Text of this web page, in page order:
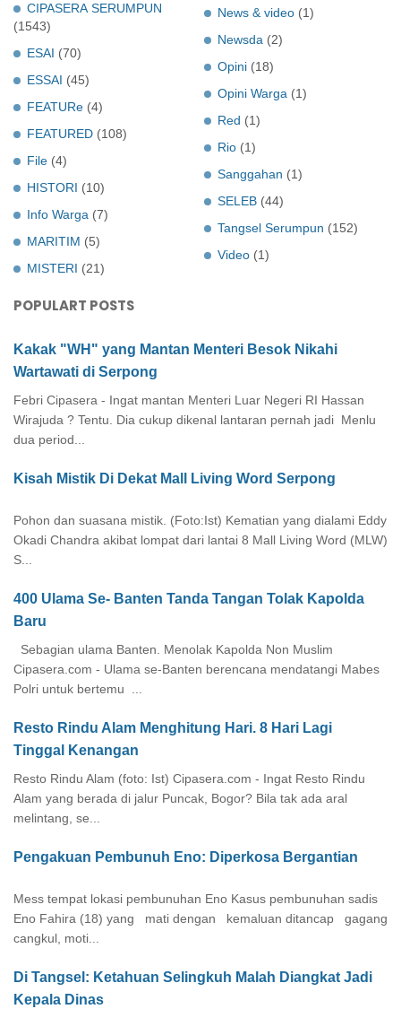
CIPASERA SERUMPUN
(1543)
ESAI (70)
ESSAI (45)
FEATURe (4)
FEATURED (108)
File (4)
HISTORI (10)
Info Warga (7)
MARITIM (5)
MISTERI (21)
News & video (1)
Newsda (2)
Opini (18)
Opini Warga (1)
Red (1)
Rio (1)
Sanggahan (1)
SELEB (44)
Tangsel Serumpun (152)
Video (1)
POPULART POSTS
Kakak "WH" yang Mantan Menteri Besok Nikahi
Wartawati di Serpong
Febri Cipasera - Ingat mantan Menteri Luar Negeri RI Hassan
Wirajuda ? Tentu. Dia cukup dikenal lantaran pernah jadi Menlu
dua period...
Kisah Mistik Di Dekat Mall Living Word Serpong
Pohon dan suasana mistik. (Foto:Ist) Kematian yang dialami Eddy
Okadi Chandra akibat lompat dari lantai 8 Mall Living Word (MLW)
S...
400 Ulama Se- Banten Tanda Tangan Tolak Kapolda
Baru
Sebagian ulama Banten. Menolak Kapolda Non Muslim
Cipasera.com - Ulama se-Banten berencana mendatangi Mabes
Polri untuk bertemu ...
Resto Rindu Alam Menghitung Hari. 8 Hari Lagi
Tinggal Kenangan
Resto Rindu Alam (foto: Ist) Cipasera.com - Ingat Resto Rindu
Alam yang berada di jalur Puncak, Bogor? Bila tak ada aral
melintang, se...
Pengakuan Pembunuh Eno: Diperkosa Bergantian
Mess tempat lokasi pembunuhan Eno Kasus pembunuhan sadis
Eno Fahira (18) yang mati dengan kemaluan ditancap gagang
cangkul, moti...
Di Tangsel: Ketahuan Selingkuh Malah Diangkat Jadi
Kepala Dinas